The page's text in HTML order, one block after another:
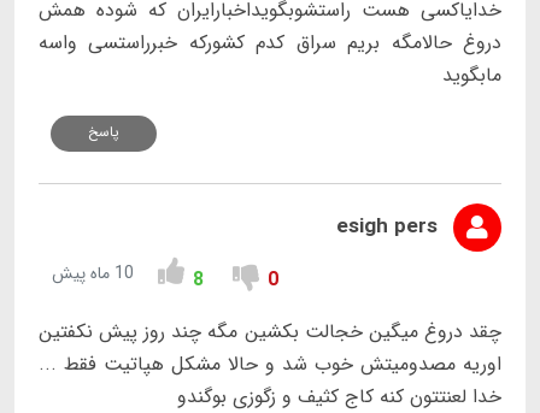
خدایاکسی هست راستشوبگویداخبارایران که شوده همش
دروغ حالامگه بریم سراق کدم کشورکه خبرراستسی واسه
مابگوید
پاسخ
esigh pers
0
8 10 ماه پیش
چقد دروغ میگین خجالت بکشین مگه چند روز پیش نکفتین
اوریه ‌مصدومیتش خوب شد و حالا مشکل هپاتیت فقط ...
خدا لعنتتون کنه کاج کثیف و زگوزی بوگندو